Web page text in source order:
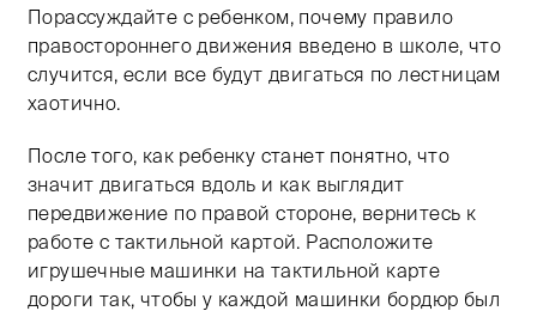
Порассуждайте с ребенком, почему правило
правостороннего движения введено в школе, что
случится, если все будут двигаться по лестницам
хаотично.
После того, как ребенку станет понятно, что
значит двигаться вдоль и как выглядит
передвижение по правой стороне, вернитесь к
работе с тактильной картой. Расположите
игрушечные машинки на тактильной карте
дороги так, чтобы у каждой машинки бордюр был